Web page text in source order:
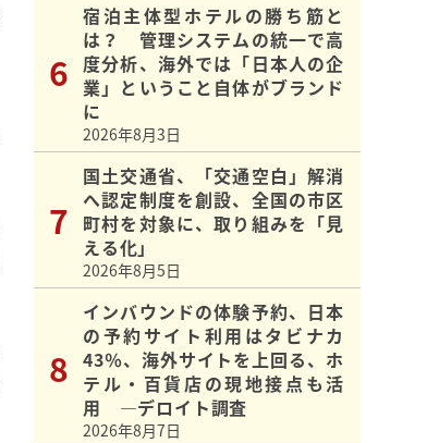
宿泊主体型ホテルの勝ち筋と
は？ 管理システムの統一で高
度分析、海外では「日本人の企
業」ということ自体がブランド
に
2026年8月3日
国土交通省、「交通空白」解消
へ認定制度を創設、全国の市区
町村を対象に、取り組みを「見
える化」
2026年8月5日
インバウンドの体験予約、日本
の予約サイト利用はタビナカ
43％、海外サイトを上回る、ホ
テル・百貨店の現地接点も活
用 ―デロイト調査
2026年8月7日